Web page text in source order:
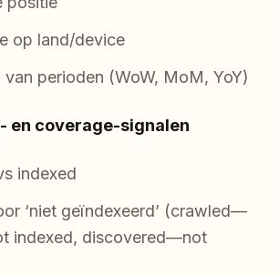
op land/device
van perioden (WoW, MoM, YoY)
en coverage-signalen
indexed
‘niet geïndexeerd’ (crawled—
indexed, discovered—not